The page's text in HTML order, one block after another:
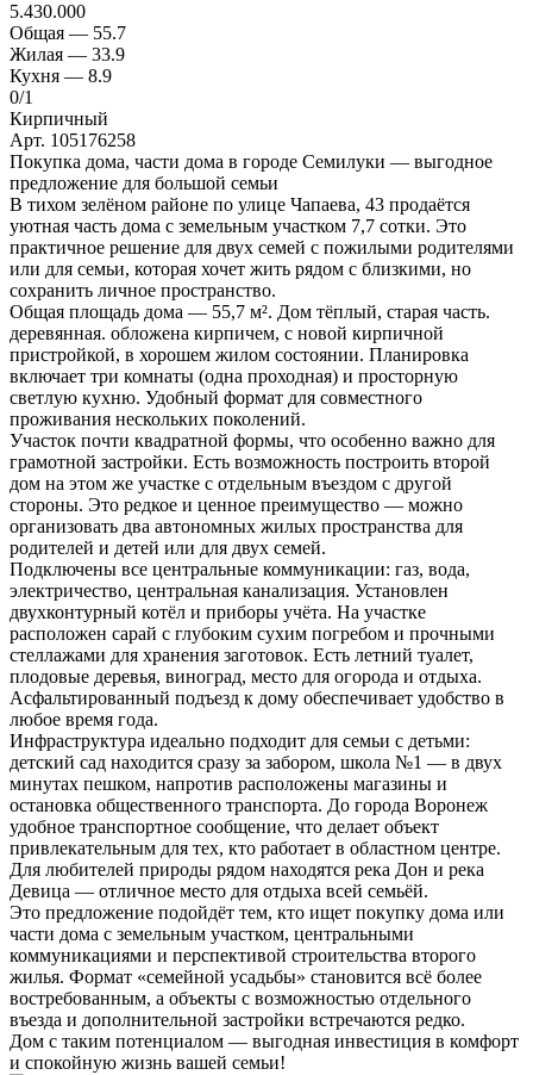
5.430.000
Общая — 55.7
Жилая — 33.9
Кухня — 8.9
0/1
Кирпичный
Арт. 105176258
Покупка дома, части дома в городе Семилуки — выгодное
предложение для большой семьи
В тихом зелёном районе по улице Чапаева, 43 продаётся
уютная часть дома с земельным участком 7,7 сотки. Это
практичное решение для двух семей с пожилыми родителями
или для семьи, которая хочет жить рядом с близкими, но
сохранить личное пространство.
Общая площадь дома — 55,7 м². Дом тёплый, старая часть.
деревянная. обложена кирпичем, с новой кирпичной
пристройкой, в хорошем жилом состоянии. Планировка
включает три комнаты (одна проходная) и просторную
светлую кухню. Удобный формат для совместного
проживания нескольких поколений.
Участок почти квадратной формы, что особенно важно для
грамотной застройки. Есть возможность построить второй
дом на этом же участке с отдельным въездом с другой
стороны. Это редкое и ценное преимущество — можно
организовать два автономных жилых пространства для
родителей и детей или для двух семей.
Подключены все центральные коммуникации: газ, вода,
электричество, центральная канализация. Установлен
двухконтурный котёл и приборы учёта. На участке
расположен сарай с глубоким сухим погребом и прочными
стеллажами для хранения заготовок. Есть летний туалет,
плодовые деревья, виноград, место для огорода и отдыха.
Асфальтированный подъезд к дому обеспечивает удобство в
любое время года.
Инфраструктура идеально подходит для семьи с детьми:
детский сад находится сразу за забором, школа №1 — в двух
минутах пешком, напротив расположены магазины и
остановка общественного транспорта. До города Воронеж
удобное транспортное сообщение, что делает объект
привлекательным для тех, кто работает в областном центре.
Для любителей природы рядом находятся река Дон и река
Девица — отличное место для отдыха всей семьёй.
Это предложение подойдёт тем, кто ищет покупку дома или
части дома с земельным участком, центральными
коммуникациями и перспективой строительства второго
жилья. Формат «семейной усадьбы» становится всё более
востребованным, а объекты с возможностью отдельного
въезда и дополнительной застройки встречаются редко.
Дом с таким потенциалом — выгодная инвестиция в комфорт
и спокойную жизнь вашей семьи!